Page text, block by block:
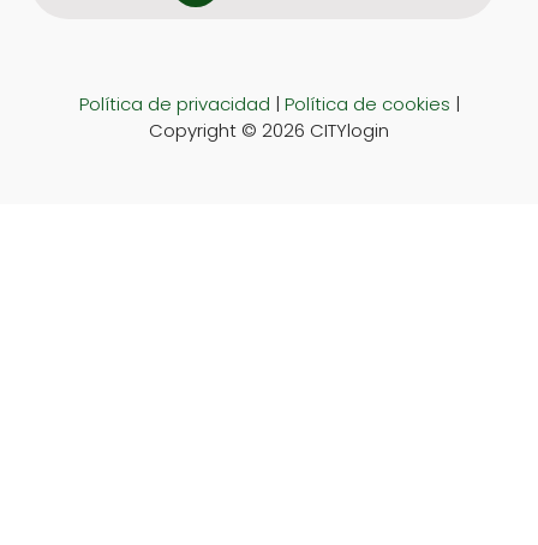
Política de privacidad | Política de cookies |
Copyright © 2026 CITYlogin